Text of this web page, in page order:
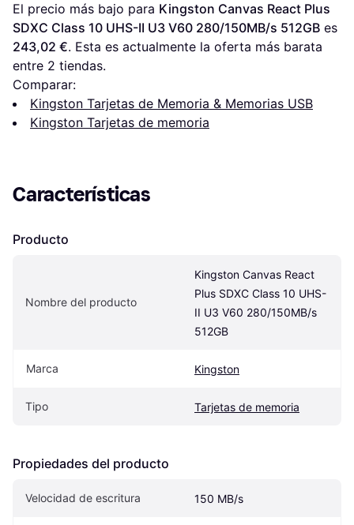
El precio más bajo para Kingston Canvas React Plus
SDXC Class 10 UHS-II U3 V60 280/150MB/s 512GB
243,02 €. Esta es actualmente la oferta más barata
entre 2 tiendas.
Comparar:
Kingston Tarjetas de Memoria & Memorias USB
Kingston Tarjetas de memoria
Características
Producto
Nombre del producto
Kingston Canvas React
Plus SDXC Class 10 UHS-
II U3 V60 280/150MB/s
512GB
Marca Kingston
Tipo Tarjetas de memoria
Propiedades del producto
Velocidad de escritura 150 MB/s